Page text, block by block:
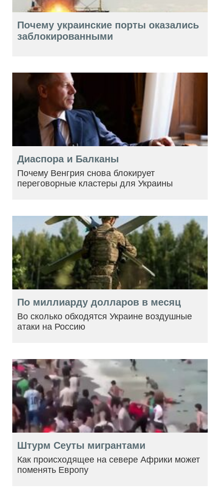
Почему украинские порты оказались
заблокированными
Диаспора и Балканы
Почему Венгрия снова блокирует
переговорные кластеры для Украины
По миллиарду долларов в месяц
Во сколько обходятся Украине воздушные
атаки на Россию
Штурм Сеуты мигрантами
Как происходящее на севере Африки может
поменять Европу